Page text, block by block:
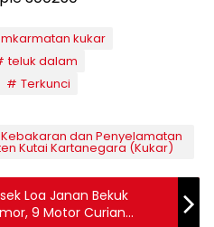
kukar
teluk dalam
Terkunci
dan Penyelamatan
Kutai Kartanegara (Kukar)
Loa Janan Bekuk
9 Motor Curian